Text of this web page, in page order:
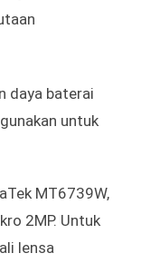
daya baterai
untuk
MT6739W,
2MP. Untuk
lensa